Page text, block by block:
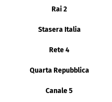
Rai 2
Stasera Italia
Rete 4
Quarta Repubblica
Canale 5